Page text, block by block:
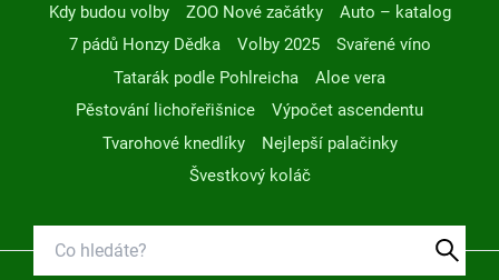
Kdy budou volby
ZOO Nové začátky
Auto – katalog
7 pádů Honzy Dědka
Volby 2025
Svařené víno
Tatarák podle Pohlreicha
Aloe vera
Pěstování lichořeřišnice
Výpočet ascendentu
Tvarohové knedlíky
Nejlepší palačinky
Švestkový koláč